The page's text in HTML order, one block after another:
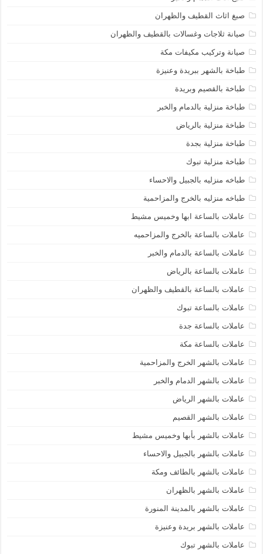
صبغ اثاث القطيف والظهران
صيانة ثلاجات وغسالات بالقطيف والظهران
صيانة وتركيب مكيفات مكة
طباخة بالشهر ببريدة وعنيزة
طباخة بالقصيم وبريدة
طباخة منزلية بالدمام والخبر
طباخة منزلية بالرياض
طباخة منزلية بجدة
طباخة منزلية تبوك
طباخه منزليه بالجبيل والاحساء
طباخه منزليه بالخرج والمزاحمية
عاملات بالساعة ابها وخميس مشيط
عاملات بالساعة بالخرج والمزاحميه
عاملات بالساعة بالدمام والخبر
عاملات بالساعة بالرياض
عاملات بالساعة بالقطيف والظهران
عاملات بالساعة تبوك
عاملات بالساعة جدة
عاملات بالساعة مكة
عاملات بالشهر الخرج والمزاحمية
عاملات بالشهر الدمام والخبر
عاملات بالشهر الرياض
عاملات بالشهر القصيم
عاملات بالشهر بأبها وخميس مشيط
عاملات بالشهر بالجبيل والاحساء
عاملات بالشهر بالطائف ومكة
عاملات بالشهر بالظهران
عاملات بالشهر بالمدينة المنورة
عاملات بالشهر بريدة وعنيزة
عاملات بالشهر تبوك